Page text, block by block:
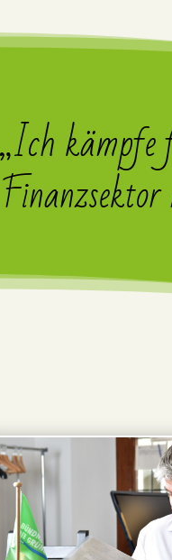
„Ich kämpfe